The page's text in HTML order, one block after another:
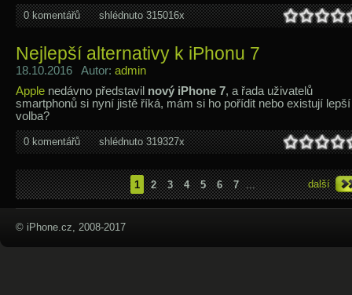
0 komentářů shlédnuto 315016x
Nejlepší alternativy k iPhonu 7
18.10.2016 Autor: admin
Apple nedávno představil nový iPhone 7, a řada uživatelů
smartphonů si nyní jistě říká, mám si ho pořídit nebo existují lepší
volba?
0 komentářů shlédnuto 319327x
další
1 2 3 4 5 6 7 ...
© iPhone.cz, 2008-2017